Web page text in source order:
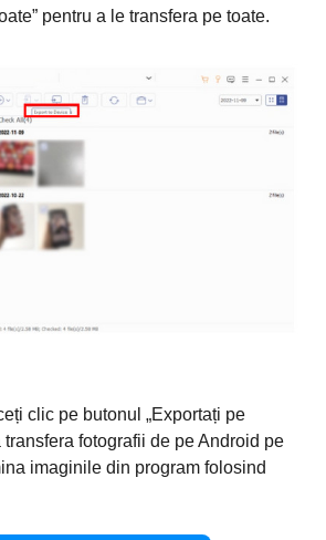
pentru a le transfera pe toate.
clic pe butonul „Exportați pe
transfera fotografii de pe Android pe
imaginile din program folosind